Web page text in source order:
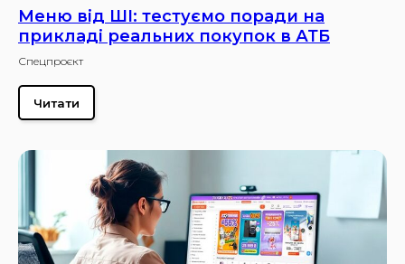
Меню від ШІ: тестуємо поради на
прикладі реальних покупок в АТБ
Спецпроєкт
Читати